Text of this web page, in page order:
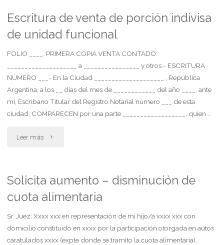
despido
indirecto
ante
negativa
de
dar
Escritura de venta de porción indivisa
de unidad funcional
FOLIO ____. PRIMERA COPIA VENTA CONTADO:
____________________ a ________________ y otros.- ESCRITURA
NÚMERO ___- En la Ciudad ____________________ , República
Argentina, a los __ días del mes de ____________ del año ____, ante
mí, Escribano Titular del Registro Notarial número ___ de esta
ciudad; COMPARECEN por una parte __________________, quien …
Leer más "Escritura
de
porción
indivisa
Solicita aumento – disminución de
cuota alimentaria
Sr. Juez: Xxxx xxx en representación de mi hijo/a xxxx xxx con
domicilio constituido en xxxx por la participación otorgada en autos
caratulados xxxx (expte donde se tramito la cuota alimentaria),